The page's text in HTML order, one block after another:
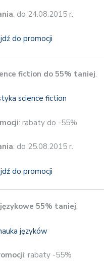
: do 24.08.2015 r.
do promocji
fiction do 55% taniej.
: rabaty do -55%
: do 25.08.2015 r.
do promocji
55% taniej.
: rabaty -55%